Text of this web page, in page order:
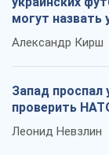
могут назвать
Александр Кирш
Запад проспал
проверить
Леонид Невзлин